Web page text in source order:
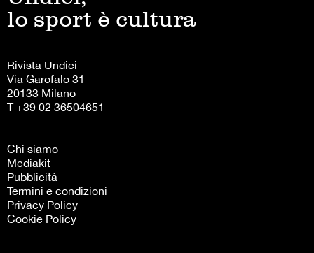
lo sport è cultura
Rivista Undici
Via Garofalo 31
20133 Milano
T +39 02 36504651
Chi siamo
Mediakit
Pubblicità
Termini e condizioni
Privacy Policy
Cookie Policy